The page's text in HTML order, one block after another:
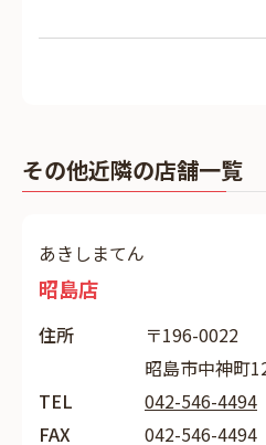
その他近隣の店舗一覧
あきしまてん
昭島店
住所
〒196-0022
昭島市中神町
TEL
042-546-4494
FAX
042-546-4494